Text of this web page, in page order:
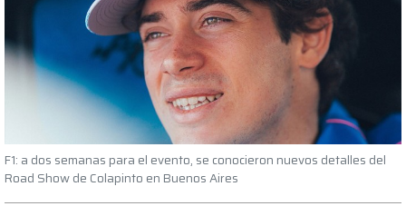
F1: a dos semanas para el evento, se conocieron nuevos detalles del
Road Show de Colapinto en Buenos Aires